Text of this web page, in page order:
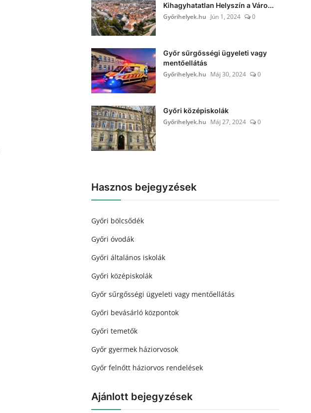
Kihagyhatatlan Helyszín a Váro...
Győrihelyek.hu Jún 1, 2024 0
Győr sűrgősségi ügyeleti vagy
mentőellátás
Győrihelyek.hu Máj 30, 2024 0
Győri középiskolák
Győrihelyek.hu Máj 27, 2024 0
Hasznos bejegyzések
Győri bölcsődék
Győri óvodák
Győri általános iskolák
Győri középiskolák
Győr sűrgősségi ügyeleti vagy mentőellátás
Győri bevásárló központok
Győri temetők
Győr gyermek háziorvosok
Győr felnőtt háziorvos rendelések
Ajánlott bejegyzések